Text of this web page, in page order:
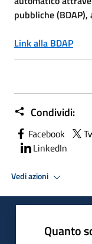
pubbliche
Link alla BDAP
Condividi:
Facebook
LinkedIn
Vedi azioni
Quanto